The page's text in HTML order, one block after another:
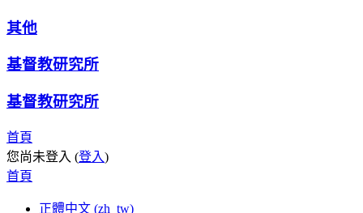
其他
基督教研究所
基督教研究所
首頁
您尚未登入 (登入)
首頁
正體中文 ‎(zh_tw)‎